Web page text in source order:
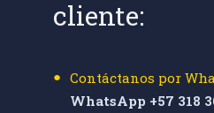
cliente:
Contáctanos por
WhatsApp +57 318